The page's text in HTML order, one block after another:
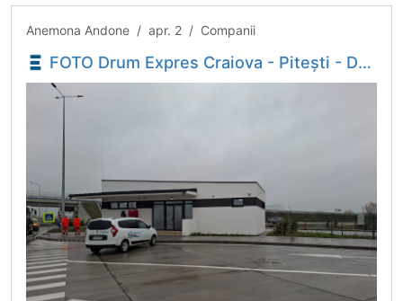
Anemona Andone / apr. 2 / Companii
FOTO Drum Expres Craiova - Pitești - DEx12: Azi au fost deschise două noi spații de servicii - Economica.net